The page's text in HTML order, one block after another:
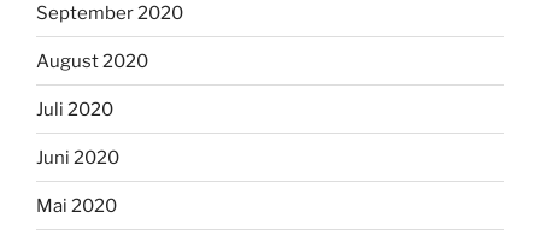
September 2020
August 2020
Juli 2020
Juni 2020
Mai 2020